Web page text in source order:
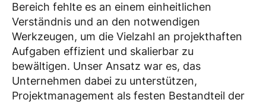
Bereich fehlte es an einem einheitlichen
Verständnis und an den notwendigen
Werkzeugen, um die Vielzahl an projekthaften
Aufgaben effizient und skalierbar zu
bewältigen. Unser Ansatz war es, das
Unternehmen dabei zu unterstützen,
Projektmanagement als festen Bestandteil der